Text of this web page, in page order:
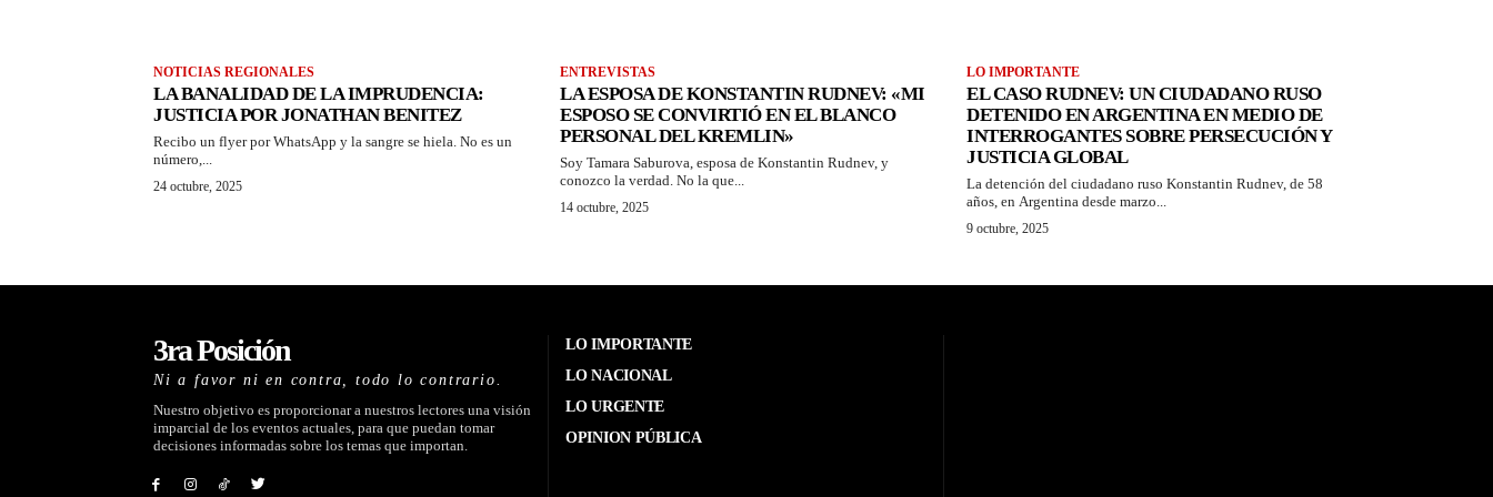
NOTICIAS REGIONALES
LA BANALIDAD DE LA IMPRUDENCIA:
JUSTICIA POR JONATHAN BENITEZ
Recibo un flyer por WhatsApp y la sangre se hiela. No es un
número,...
24 octubre, 2025
ENTREVISTAS
LA ESPOSA DE KONSTANTIN RUDNEV: «MI
ESPOSO SE CONVIRTIÓ EN EL BLANCO
PERSONAL DEL KREMLIN»
Soy Tamara Saburova, esposa de Konstantin Rudnev, y
conozco la verdad. No la que...
14 octubre, 2025
LO IMPORTANTE
EL CASO RUDNEV: UN CIUDADANO RUSO
DETENIDO EN ARGENTINA EN MEDIO DE
INTERROGANTES SOBRE PERSECUCIÓN Y
JUSTICIA GLOBAL
La detención del ciudadano ruso Konstantin Rudnev, de 58
años, en Argentina desde marzo...
9 octubre, 2025
3ra Posición
Ni a favor ni en contra, todo lo contrario.
Nuestro objetivo es proporcionar a nuestros lectores una visión
imparcial de los eventos actuales, para que puedan tomar
decisiones informadas sobre los temas que importan.
LO IMPORTANTE
LO NACIONAL
LO URGENTE
OPINION PÚBLICA